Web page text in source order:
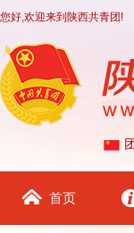
您好,欢迎来到陕西共青团!
首页